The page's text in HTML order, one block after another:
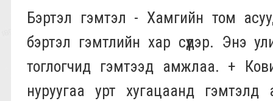
Бэртэл гэмтэл - Хамгийн том
бэртэл гэмтлийн хар сүүдэр. Энэ
тоглогчид гэмтээд амжлаа. +
нуруугаа урт хугацаанд